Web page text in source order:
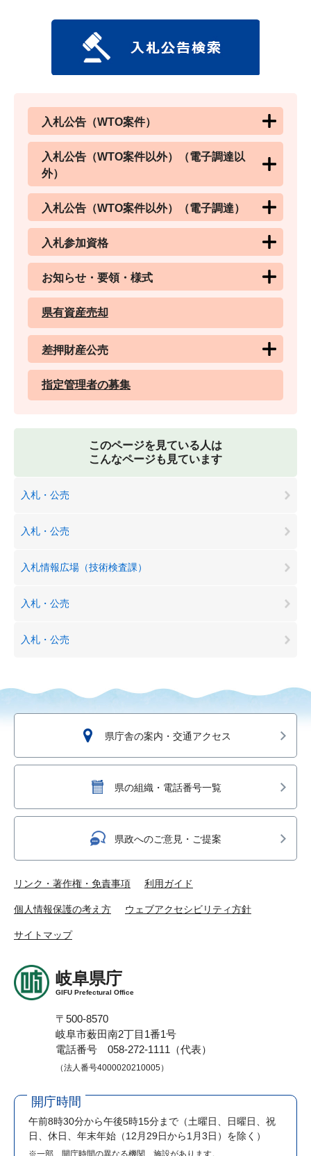
入札公告（WTO案件）
入札公告（WTO案件以外）（電子調達以
外）
入札公告（WTO案件以外）（電子調達）
入札参加資格
お知らせ・要領・様式
県有資産売却
差押財産公売
指定管理者の募集
このページを見ている人は
こんなページも見ています
入札・公売
入札・公売
入札情報広場（技術検査課）
入札・公売
入札・公売
県庁舎の案内・交通アクセス
県の組織・電話番号一覧
県政へのご意見・ご提案
リンク・著作権・免責事項 利用ガイド
個人情報保護の考え方 ウェブアクセシビリティ方針
サイトマップ
岐阜県庁
GIFU Prefectural Office
〒500-8570
岐阜市薮田南2丁目1番1号
電話番号 058-272-1111（代表）
（法人番号4000020210005）
開庁時間
午前8時30分から午後5時15分まで （土曜日、日曜日、祝
日、休日、年末年始（12月29日から1月3日）を除く）
※一部、開庁時間の異なる機関、施設があります。